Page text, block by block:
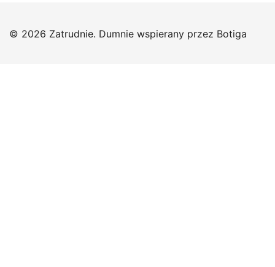
© 2026 Zatrudnie. Dumnie wspierany przez Botiga